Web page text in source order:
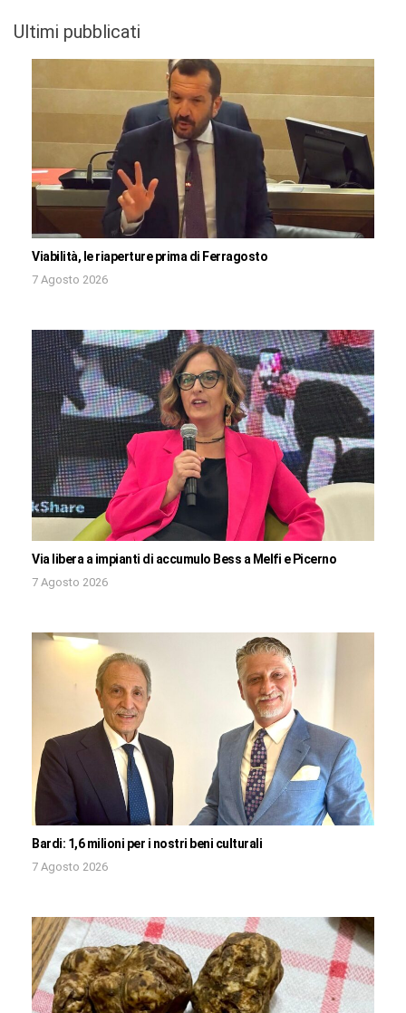
Ultimi pubblicati
Viabilità, le riaperture prima di Ferragosto
7 Agosto 2026
Via libera a impianti di accumulo Bess a Melfi e Picerno
7 Agosto 2026
Bardi: 1,6 milioni per i nostri beni culturali
7 Agosto 2026